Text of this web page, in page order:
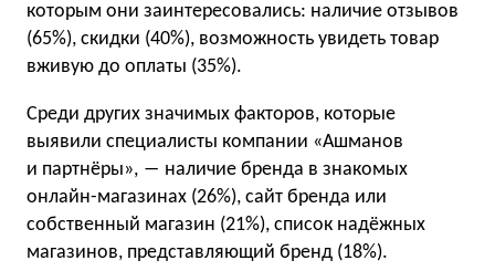
которым они заинтересовались: наличие отзывов
(65%), скидки (40%), возможность увидеть товар
вживую до оплаты (35%).
Среди других значимых факторов, которые
выявили специалисты компании «Ашманов
и партнёры», ― наличие бренда в знакомых
онлайн-магазинах (26%), сайт бренда или
собственный магазин (21%), список надёжных
магазинов, представляющий бренд (18%).